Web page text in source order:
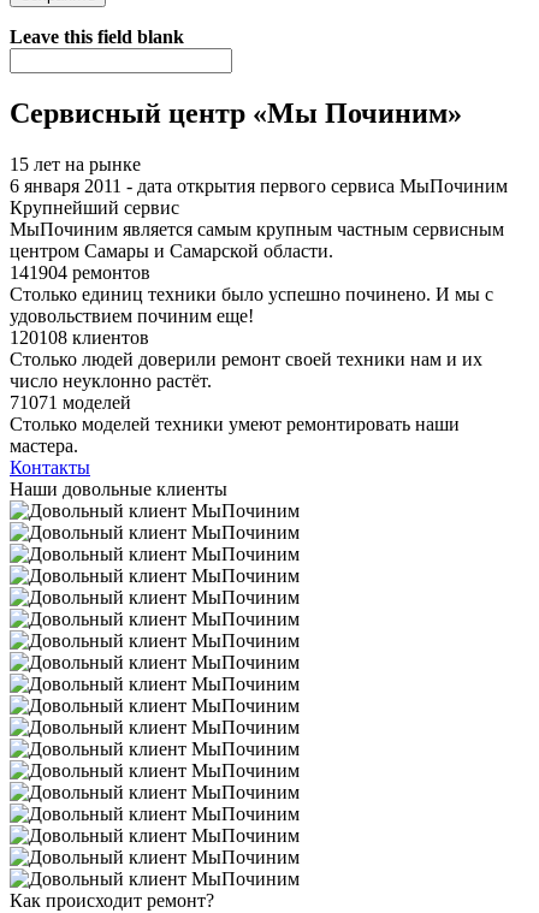
Я спамер
Leave this field blank
Сервисный центр «Мы Починим»
15 лет на рынке
6 января 2011 - дата открытия первого сервиса МыПочиним
Крупнейший сервис
МыПочиним является самым крупным частным сервисным
центром Самары и Самарской области.
141904 ремонтов
Столько единиц техники было успешно починено. И мы с
удовольствием починим еще!
120108 клиентов
Столько людей доверили ремонт своей техники нам и их
число неуклонно растёт.
71071 моделей
Столько моделей техники умеют ремонтировать наши
мастера.
Контакты
Наши довольные клиенты
Как происходит ремонт?